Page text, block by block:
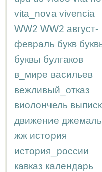
vita_nova vivencia
WW2 WW2 август-
февраль букв
буквы булгаков
в_мире васильев
вежливый_отказ
виолончель
движение джемаль
жж история
история_россии
кавказ календарь